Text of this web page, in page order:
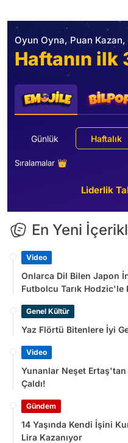
Oyun Oyna, Puan Kazan,
Haftanın ilk
Günlük Haftalık
Sıralamalar 👑
Liderlik
En Yeni
Video
Onlarca Dil Bilen Japon
Futbolcu Tarık Hodzic'le
Genel Kültür
Yaz Flörtü Bitenlere İyi
Video
Yunanlar Neşet Ertaş'tan
Çaldı!
Gündem
14 Yaşında Kendi İşini
Lira Kazanıyor